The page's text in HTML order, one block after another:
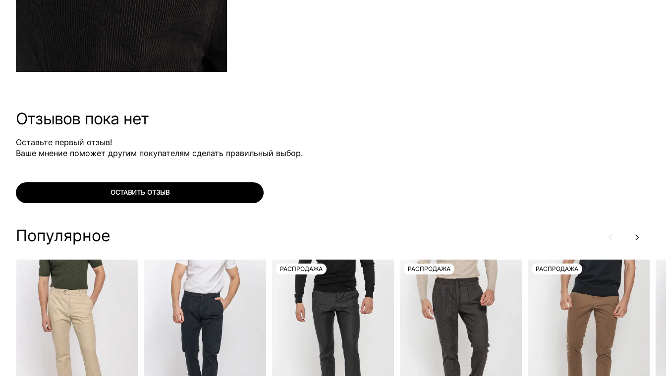
Отзывов пока нет
Оставьте первый отзыв!
Ваше мнение поможет другим покупателям сделать правильный выбор.
ОСТАВИТЬ ОТЗЫВ
Популярное
РАСПРОДАЖА РАСПРОДАЖА РАСПРОДАЖА